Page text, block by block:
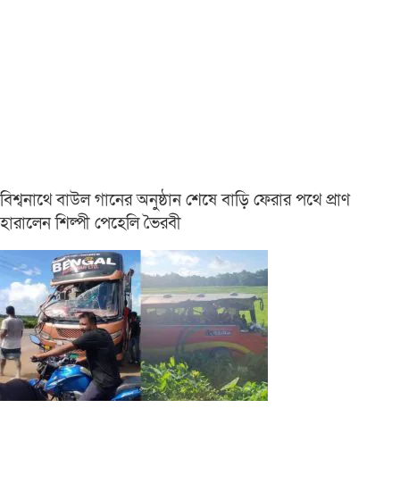
বিশ্বনাথে বাউল গানের অনুষ্ঠান শেষে বাড়ি ফেরার পথে প্রাণ
হারালেন শিল্পী পেহেলি ভৈরবী